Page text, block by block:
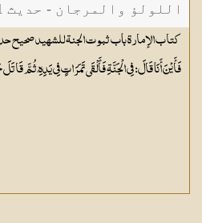
اللولؤ والمرجان - حدیث 1241
كتاب الإمارة باب ثبوت الجنة للشهيد صحيح
فَأَيْنَ أَنَا قَالَ: فِي الْجَنَّةِ فَأَلْقَى تَمَرَاتٍ فِي يَدِهِ، ثُمَّ